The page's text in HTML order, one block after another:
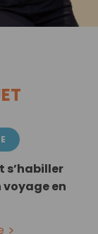
s’habiller
voyage en